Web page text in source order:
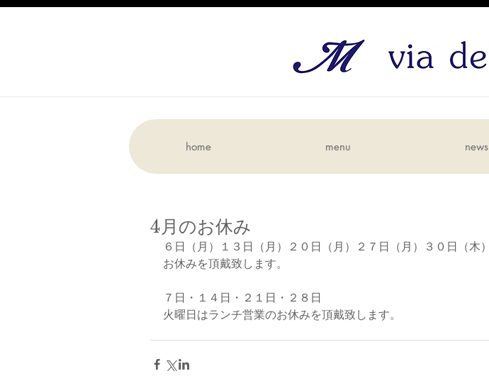
home menu news
4月のお休み
６日（月）１３日（月）２０日（月）２７日（月）３０日（木）
お休みを頂戴致します。
７日・１４日・２１日・２８日
火曜日はランチ営業のお休みを頂戴致します。